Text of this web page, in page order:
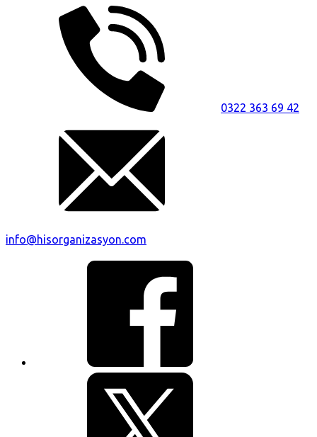
0322 363 69 42
info@hisorganizasyon.com